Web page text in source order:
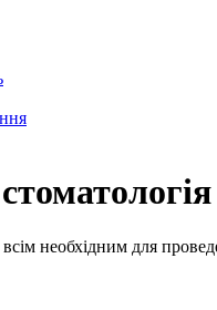
необхідним для